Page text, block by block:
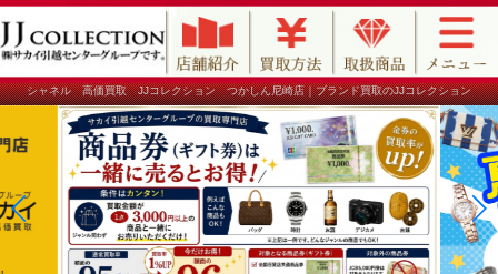
シャネル 高価買取 JJコレクション つかしん尼崎店｜ブランド買取のJJコレクション